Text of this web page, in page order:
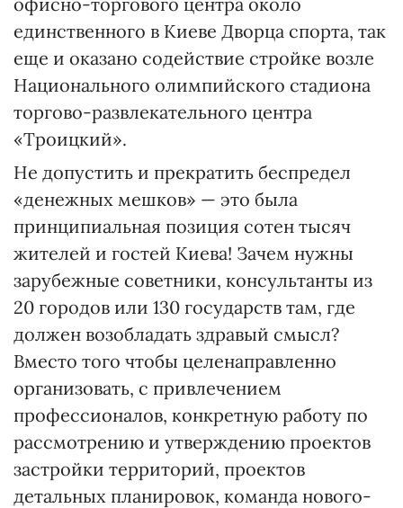
единственного в Киеве Дворца спорта, так
еще и оказано содействие стройке возле
Национального олимпийского стадиона
торгово-развлекательного центра
«Троицкий».
Не допустить и прекратить беспредел
«денежных мешков» — это была
принципиальная позиция сотен тысяч
жителей и гостей Киева! Зачем нужны
зарубежные советники, консультанты из
20 городов или 130 государств там, где
должен возобладать здравый смысл?
Вместо того чтобы целенаправленно
организовать, с привлечением
профессионалов, конкретную работу по
рассмотрению и утверждению проектов
застройки территорий, проектов
детальных планировок, команда нового-